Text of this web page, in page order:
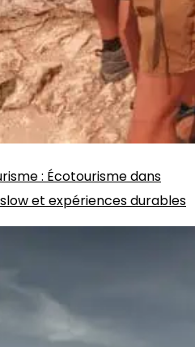
: Écotourisme dans
slow et expériences durables